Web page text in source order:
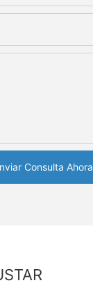
Consulta Ahora